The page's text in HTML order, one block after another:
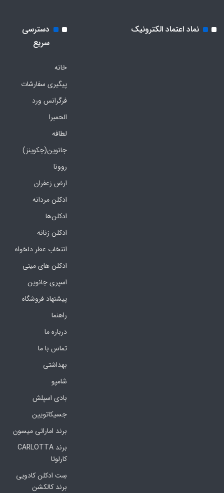
نماد اعتماد الکترونیک
دسترسی
سریع
خانه
پیگیری سفارشات
فرگرانس ورد
الحمبرا
لطافه
جانوین(جکوینز)
روونا
ارض زعفران
ادکلن مردانه
ادکلن‌ها
ادکلن زنانه
انتخاب عطر دلخواه
ادکلن های مینی
اسپری جانوین
پیشنهاد فروشگاه
راهنما
درباره ما
تماس با ما
بهداشتی
شامپو
بادی اسپلش
جسیکاتویین
برند اماراتی میسون
برند CARLOTTA
کارلوتا
سِت ادکلن کادویی
برند کالکشن